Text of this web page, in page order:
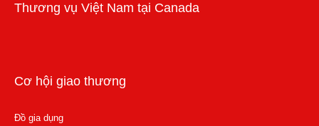
Thương vụ Việt Nam tại Canada
Cơ hội giao thương
Đồ gia dụng